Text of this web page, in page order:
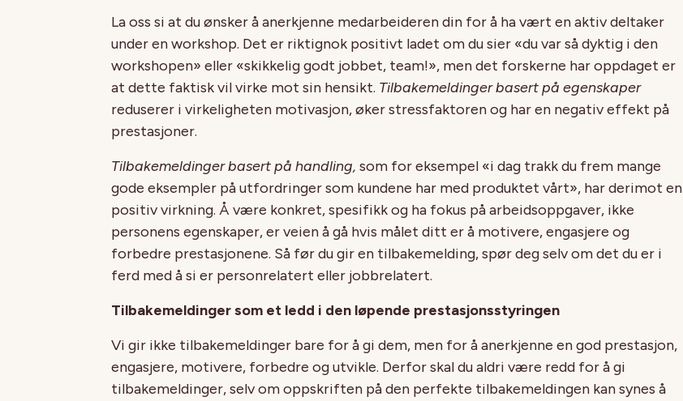
La oss si at du ønsker å anerkjenne medarbeideren din for å ha vært en aktiv deltaker
under en workshop. Det er riktignok positivt ladet om du sier «du var så dyktig i den
workshopen» eller «skikkelig godt jobbet, team!», men det forskerne har oppdaget er
at dette faktisk vil virke mot sin hensikt. Tilbakemeldinger basert på egenskaper
reduserer i virkeligheten motivasjon, øker stressfaktoren og har en negativ effekt på
prestasjoner.
Tilbakemeldinger basert på handling, som for eksempel «i dag trakk du frem mange
gode eksempler på utfordringer som kundene har med produktet vårt», har derimot en
positiv virkning. Å være konkret, spesifikk og ha fokus på arbeidsoppgaver, ikke
personens egenskaper, er veien å gå hvis målet ditt er å motivere, engasjere og
forbedre prestasjonene. Så før du gir en tilbakemelding, spør deg selv om det du er i
ferd med å si er personrelatert eller jobbrelatert.
Tilbakemeldinger som et ledd i den løpende prestasjonsstyringen
Vi gir ikke tilbakemeldinger bare for å gi dem, men for å anerkjenne en god prestasjon,
engasjere, motivere, forbedre og utvikle. Derfor skal du aldri være redd for å gi
tilbakemeldinger, selv om oppskriften på den perfekte tilbakemeldingen kan synes å